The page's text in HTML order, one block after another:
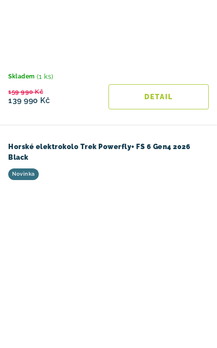
Skladem (1 ks)
139 990 Kč
159 990 Kč
Horské elektrokolo Trek Powerfly+ FS 6 Gen4 2026
Black
Novinka